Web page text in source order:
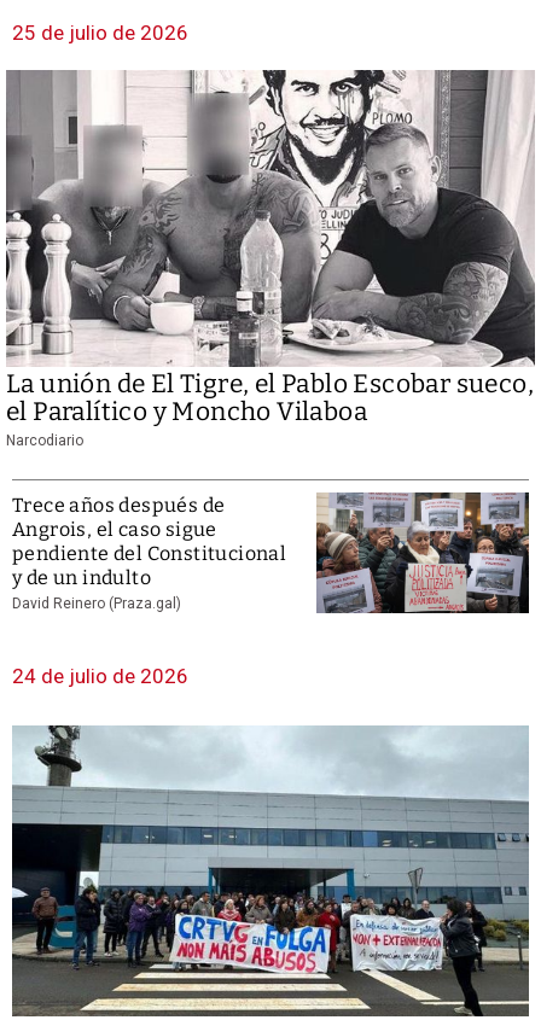
25 de julio de 2026
La unión de El Tigre, el Pablo Escobar sueco,
el Paralítico y Moncho Vilaboa
Narcodiario
Trece años después de
Angrois, el caso sigue
pendiente del Constitucional
y de un indulto
David Reinero (Praza.gal)
24 de julio de 2026